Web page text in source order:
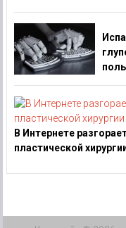
В Интернете
пластической